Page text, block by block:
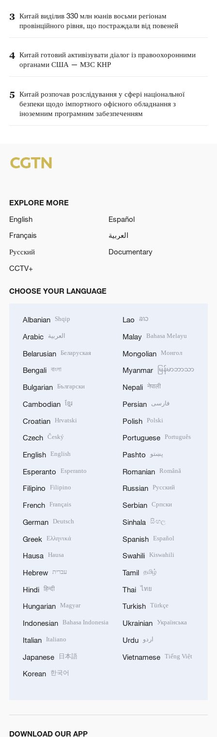
3 Китай виділив 330 млн юанів восьми регіонам
провінційного рівня, що постраждали від повеней
4 Китай готовий активізувати діалог із правоохоронними
органами США — МЗС КНР
5 Китай розпочав розслідування у сфері національної
безпеки щодо імпортного офісного обладнання з
іноземним програмним забезпеченням
EXPLORE MORE
English
Español
Français
العربية
Русский
Documentary
CCTV+
CHOOSE YOUR LANGUAGE
Albanian Shqip
Arabic العربية
Belarusian Беларуская
Bengali বাংলা
Bulgarian Български
Cambodian ខ្មែរ
Croatian Hrvatski
Czech Český
English English
Esperanto Esperanto
Filipino Filipino
French Français
German Deutsch
Greek Ελληνικά
Hausa Hausa
Hebrew עברית
Hindi हिन्दी
Hungarian Magyar
Indonesian Bahasa Indonesia
Italian Italiano
Japanese 日本語
Korean 한국어
Lao ລາວ
Malay Bahasa Melayu
Mongolian Монгол
Myanmar မြန်မာဘာသာ
Nepali नेपाली
Persian فارسی
Polish Polski
Portuguese Português
Pashto پښتو
Romanian Română
Russian Русский
Serbian Српски
Sinhala සිංහල
Spanish Español
Swahili Kiswahili
Tamil தமிழ்
Thai ไทย
Turkish Türkçe
Ukrainian Українська
Urdu اردو
Vietnamese Tiếng Việt
DOWNLOAD OUR APP